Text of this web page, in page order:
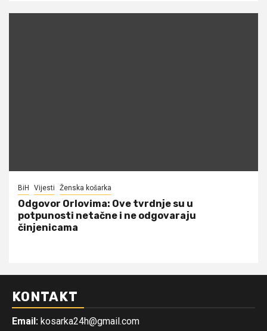
BiH Vijesti Ženska košarka
Odgovor Orlovima: ​Ove tvrdnje su u
potpunosti netačne i ne odgovaraju
činjenicama
KONTAKT
Email: kosarka24h@gmail.com